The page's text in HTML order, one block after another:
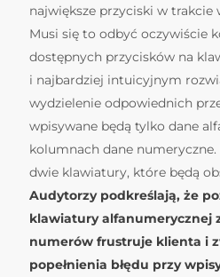
największe przyciski w trakcie
Musi się to odbyć oczywiście
dostępnych przycisków na
i najbardziej intuicyjnym
wydzielenie odpowiednich
wpisywane będą tylko dane
kolumnach dane
dwie klawiatury, które będą
Audytorzy podkreślają, że
klawiatury alfanumerycznej
numerów frustruje klienta i
popełnienia błędu przy